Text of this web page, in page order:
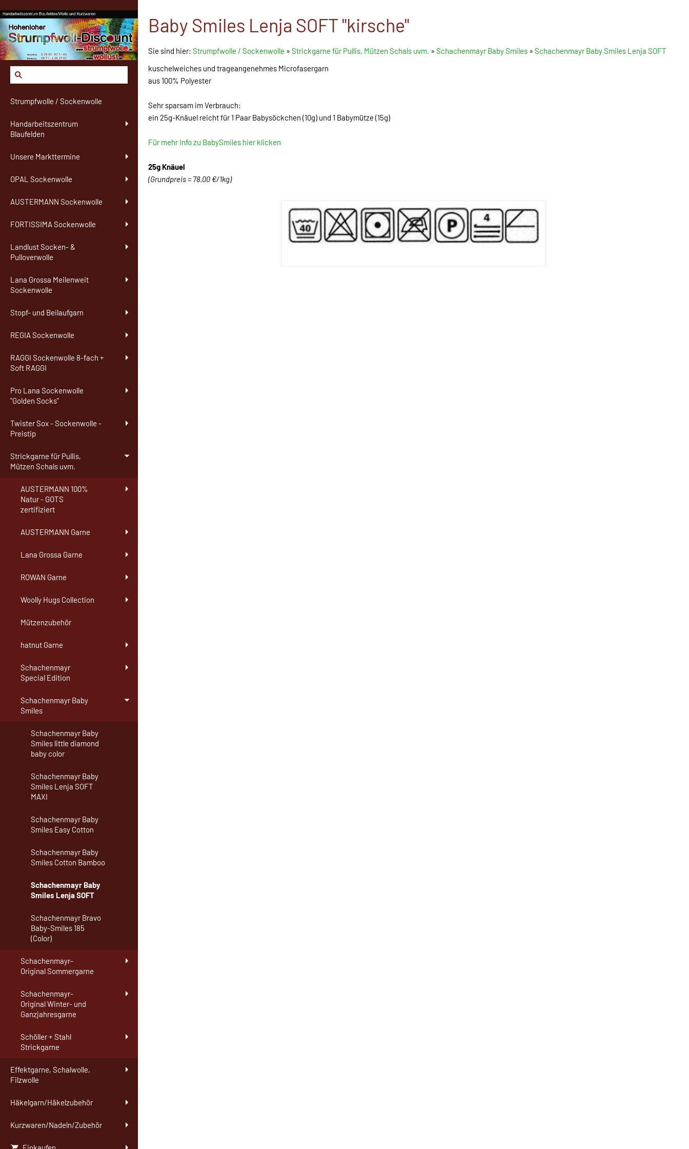
Strumpfwolle / Sockenwolle
Handarbeitszentrum
Blaufelden
Unsere Markttermine
OPAL Sockenwolle
AUSTERMANN Sockenwolle
FORTISSIMA Sockenwolle
Landlust Socken- &
Pulloverwolle
Lana Grossa Meilenweit
Sockenwolle
Stopf- und Beilaufgarn
REGIA Sockenwolle
RAGGI Sockenwolle 8-fach +
Soft RAGGI
Pro Lana Sockenwolle
"Golden Socks"
Twister Sox - Sockenwolle -
Preistip
Strickgarne für Pullis,
Mützen Schals uvm.
AUSTERMANN 100%
Natur - GOTS
zertifiziert
AUSTERMANN Garne
Lana Grossa Garne
ROWAN Garne
Woolly Hugs Collection
Mützenzubehör
hatnut Garne
Schachenmayr
Special Edition
Schachenmayr Baby
Smiles
Schachenmayr Baby
Smiles little diamond
baby color
Schachenmayr Baby
Smiles Lenja SOFT
MAXI
Schachenmayr Baby
Smiles Easy Cotton
Schachenmayr Baby
Smiles Cotton Bamboo
Schachenmayr Baby
Smiles Lenja SOFT
Schachenmayr Bravo
Baby-Smiles 185
(Color)
Schachenmayr-
Original Sommergarne
Schachenmayr-
Original Winter- und
Ganzjahresgarne
Schöller + Stahl
Strickgarne
Effektgarne, Schalwolle,
Filzwolle
Häkelgarn/Häkelzubehör
Kurzwaren/Nadeln/Zubehör
Baby Smiles Lenja SOFT "kirsche"
Sie sind hier: Strumpfwolle / Sockenwolle » Strickgarne für Pullis, Mützen Schals uvm. » Schachenmayr Baby Smiles» Schachenmayr Baby Smiles Lenja SOFT
kuschelweiches und trageangenehmes Microfasergarn
aus 100% Polyester
Sehr sparsam im Verbrauch:
ein 25g-Knäuel reicht für 1 Paar Babysöckchen (10g) und 1 Babymütze (15g)
Für mehr Info zu BabySmiles hier klicken
25g Knäuel
(Grundpreis = 78,00 €/1kg)